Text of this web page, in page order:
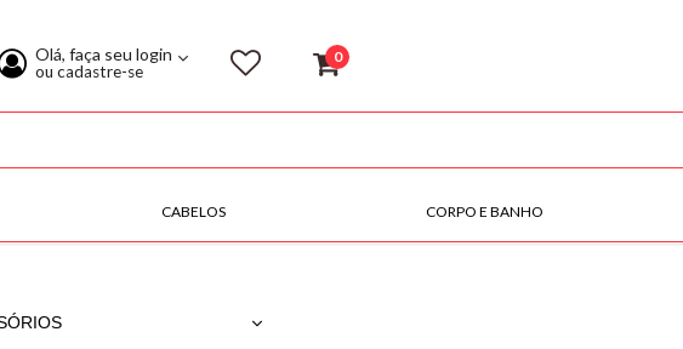
Olá, faça seu login
ou cadastre-se
0
CABELOS CORPO E BANHO